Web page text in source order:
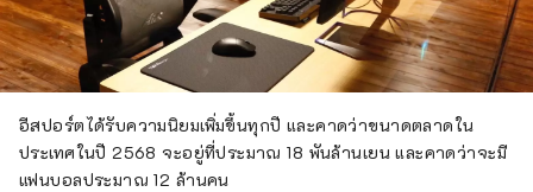
อีสปอร์ตได้รับความนิยมเพิ่มขึ้นทุกปี และคาดว่าขนาดตลาดใน
ประเทศในปี 2568 จะอยู่ที่ประมาณ 18 พันล้านเยน และคาดว่าจะมี
แฟนบอลประมาณ 12 ล้านคน